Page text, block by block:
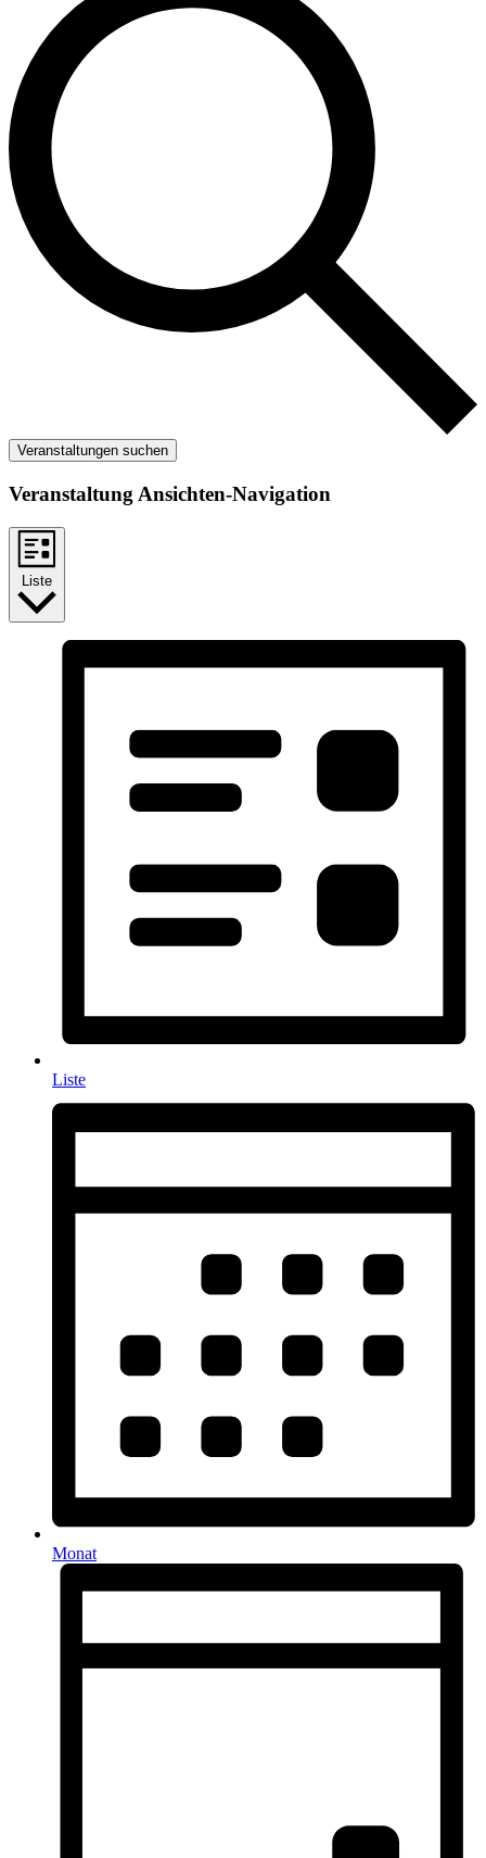
Veranstaltungen suchen
Veranstaltung Ansichten-Navigation
Liste
Liste
Monat